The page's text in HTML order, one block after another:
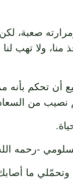
صعبة، لكن
ولا تهب لنا
تحكم بأنه
نصيب من
-رحمه
ما